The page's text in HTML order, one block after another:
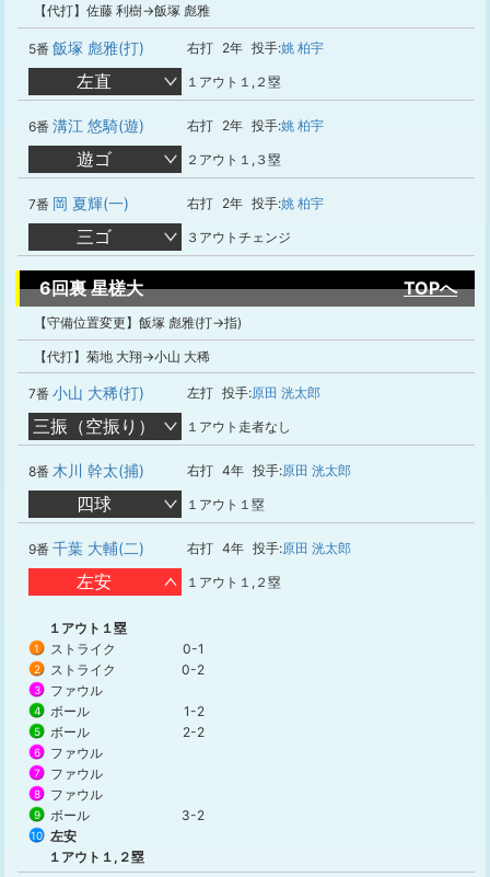
【代打】佐藤 利樹→飯塚 彪雅
5番 飯塚 彪雅(打) 右打 2年 投手:姚 柏宇
左直 １アウト１,２塁
6番 溝江 悠騎(遊) 右打 2年 投手:姚 柏宇
遊ゴ ２アウト１,３塁
7番 岡 夏輝(一) 右打 2年 投手:姚 柏宇
三ゴ ３アウトチェンジ
6回裏 星槎大 TOPへ
【守備位置変更】飯塚 彪雅(打→指)
【代打】菊地 大翔→小山 大稀
7番 小山 大稀(打) 左打 投手:原田 洸太郎
三振（空振り） １アウト走者なし
8番 木川 幹太(捕) 右打 4年 投手:原田 洸太郎
四球 １アウト１塁
9番 千葉 大輔(二) 右打 4年 投手:原田 洸太郎
左安 １アウト１,２塁
１アウト１塁
1 ストライク 0-1
2 ストライク 0-2
3 ファウル
4 ボール 1-2
5 ボール 2-2
6 ファウル
7 ファウル
8 ファウル
9 ボール 3-2
10 左安
１アウト１,２塁